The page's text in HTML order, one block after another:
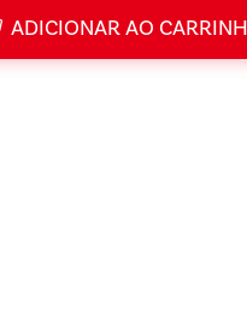
ADICIONAR AO